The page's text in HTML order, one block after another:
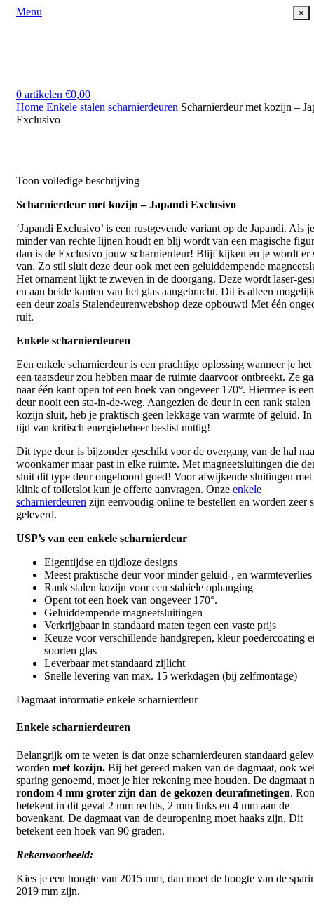
Menu
0 artikelen €0,00
Home Enkele stalen scharnierdeuren Scharnierdeur met kozijn –
Exclusivo
Toon volledige beschrijving
Scharnierdeur met kozijn – Japandi Exclusivo
‘Japandi Exclusivo’ is een rustgevende variant op de Japandi. Als je
minder van rechte lijnen houdt en blij wordt van een magische
dan is de Exclusivo jouw scharnierdeur! Blijf kijken en je wordt er
van. Zo stil sluit deze deur ook met een geluiddempende
Het ornament lijkt te zweven in de doorgang. Deze wordt laser-
en aan beide kanten van het glas aangebracht. Dit is alleen
een deur zoals Stalendeurenwebshop deze opbouwt! Met één
ruit.
Enkele scharnierdeuren
Een enkele scharnierdeur is een prachtige oplossing wanneer je
een taatsdeur zou hebben maar de ruimte daarvoor ontbreekt. Ze
naar één kant open tot een hoek van ongeveer 170°. Hiermee is
deur nooit een sta-in-de-weg. Aangezien de deur in een rank stalen
kozijn sluit, heb je praktisch geen lekkage van warmte of geluid. In
tijd van kritisch energiebeheer beslist nuttig!
Dit type deur is bijzonder geschikt voor de overgang van de hal
woonkamer maar past in elke ruimte. Met magneetsluitingen die
sluit dit type deur ongehoord goed! Voor afwijkende sluitingen met
klink of toiletslot kun je offerte aanvragen. Onze enkele
scharnierdeuren zijn eenvoudig online te bestellen en worden zeer
geleverd.
USP’s van een enkele scharnierdeur
Eigentijdse en tijdloze designs
Meest praktische deur voor minder geluid-, en warmteverlies
Rank stalen kozijn voor een stabiele ophanging
Opent tot een hoek van ongeveer 170°.
Geluiddempende magneetsluitingen
Verkrijgbaar in standaard maten tegen een vaste prijs
Keuze voor verschillende handgrepen, kleur poedercoating
soorten glas
Leverbaar met standaard zijlicht
Snelle levering van max. 15 werkdagen (bij zelfmontage)
Dagmaat informatie enkele scharnierdeur
Enkele scharnierdeuren
Belangrijk om te weten is dat onze scharnierdeuren standaard
worden met kozijn. Bij het gereed maken van de dagmaat, ook
sparing genoemd, moet je hier rekening mee houden. De dagmaat
rondom 4 mm groter zijn dan de gekozen deurafmetingen.
betekent in dit geval 2 mm rechts, 2 mm links en 4 mm aan de
bovenkant. De dagmaat van de deuropening moet haaks zijn. Dit
betekent een hoek van 90 graden.
Rekenvoorbeeld:
Kies je een hoogte van 2015 mm, dan moet de hoogte van de
2019 mm zijn.
×